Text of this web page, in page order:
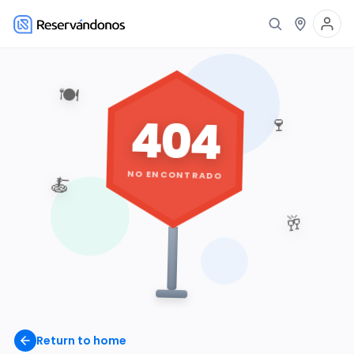
Return to home
🍽️
🍷
🥂
🍝
404
NO ENCONTRADO